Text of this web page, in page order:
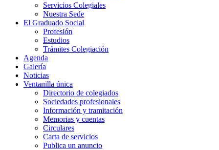
Servicios Colegiales
Nuestra Sede
El Graduado Social
Profesión
Estudios
Trámites Colegiación
Agenda
Galería
Noticias
Ventanilla única
Directorio de colegiados
Sociedades profesionales
Información y tramitación
Memorias y cuentas
Circulares
Carta de servicios
Publica un anuncio